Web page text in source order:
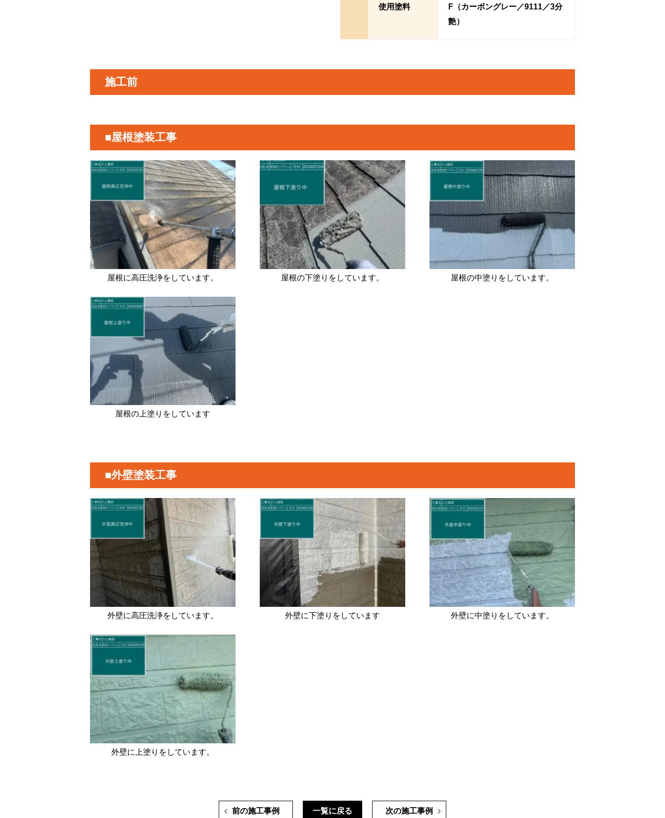
使用塗料
F（カーボングレー／9111／3分
艶）
施工前
■屋根塗装工事
屋根に高圧洗浄をしています。 屋根の下塗りをしています。 屋根の中塗りをしています。
屋根の上塗りをしています
■外壁塗装工事
外壁に高圧洗浄をしています。 外壁に下塗りをしています 外壁に中塗りをしています。
外壁に上塗りをしています。
前の施工事例 次の施工事例
一覧に戻る